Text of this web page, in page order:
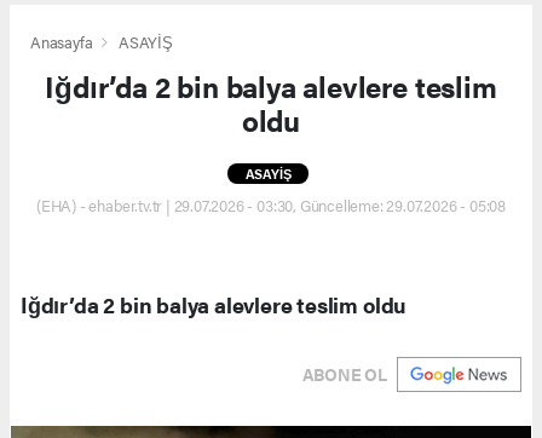
Anasayfa ASAYİŞ
Iğdır’da 2 bin balya alevlere teslim
oldu
ASAYİŞ
(EHA) - ehaber.tv.tr | 29.07.2026 - 03:30, Güncelleme: 29.07.2026 - 05:08
Iğdır’da 2 bin balya alevlere teslim oldu
ABONE OL